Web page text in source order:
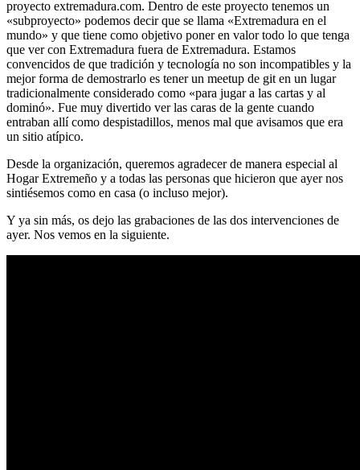
proyecto extremadura.com. Dentro de este proyecto tenemos un
«subproyecto» podemos decir que se llama «Extremadura en el
mundo» y que tiene como objetivo poner en valor todo lo que tenga
que ver con Extremadura fuera de Extremadura. Estamos
convencidos de que tradición y tecnología no son incompatibles y la
mejor forma de demostrarlo es tener un meetup de git en un lugar
tradicionalmente considerado como «para jugar a las cartas y al
dominó». Fue muy divertido ver las caras de la gente cuando
entraban allí como despistadillos, menos mal que avisamos que era
un sitio atípico.
Desde la organización, queremos agradecer de manera especial al
Hogar Extremeño y a todas las personas que hicieron que ayer nos
sintiésemos como en casa (o incluso mejor).
Y ya sin más, os dejo las grabaciones de las dos intervenciones de
ayer. Nos vemos en la siguiente.